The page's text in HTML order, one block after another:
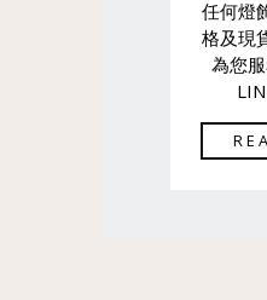
任何燈
格及現
為您